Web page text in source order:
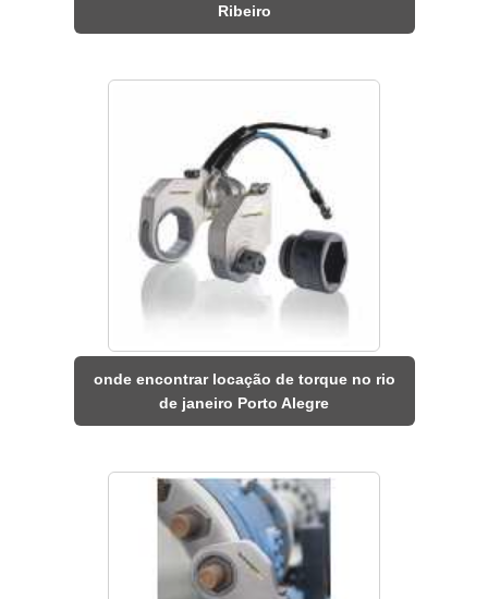
Ribeiro
onde encontrar locação de torque no rio
de janeiro Porto Alegre